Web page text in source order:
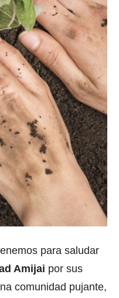
para saludar
Amijai por sus
comunidad pujante,